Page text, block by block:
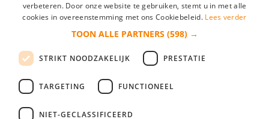
CV Zoeken
Plaats vacature
Veilig betalen
Partners
verbeteren. Door onze website te gebruiken, stemt u in met alle
cookies in overeenstemming met ons Cookiebeleid. Lees verder
TOON ALLE PARTNERS (598) →
STRIKT NOODZAKELIJK PRESTATIE
TARGETING FUNCTIONEEL
NIET-GECLASSIFICEERD